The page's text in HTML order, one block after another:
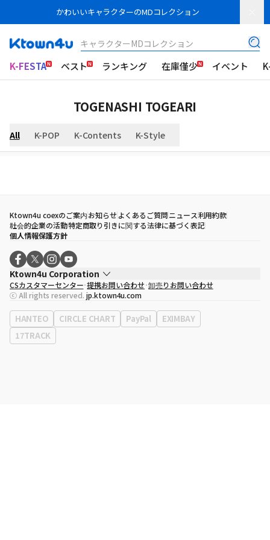
かわいいキャラクターのMDコレクション
キャラクターMDコレクション
K-FESTA ベスト ランキング 在庫僅少 イベント
TOGENASHI TOGEARI
All K-POP K-Contents K-Style
Ktown4u coexのご案内お知らせよくあるご質問ニュース利用約款
社会的企業の活動特定商取り引きに関する法律に基づく表記
個人情報保護方針
Ktown4u Corporation
代表取締役
ソン・ヒョミン
事業者登録番号120-87-71116
eContext
0120-23-7523
事務所住所
ソウル特別市江南区永東大路513、3階(三成洞、coex)
CSカスタマーセンター 提携お問い合わせ 卸売りお問い合わせ
ⓒ All rights reserved. jp.ktown4u.com
HANTEO CIRCLE CHART PayPal
EXIMBAY
17TRACK